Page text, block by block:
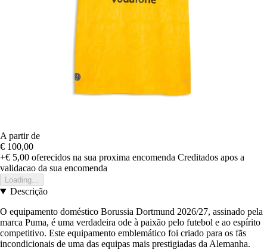
A partir de
€ 100,00
+€ 5,00 oferecidos na sua proxima encomenda Creditados apos a
validacao da sua encomenda
Loading...
Descrição
O equipamento doméstico Borussia Dortmund 2026/27, assinado pela
marca Puma, é uma verdadeira ode à paixão pelo futebol e ao espírito
competitivo. Este equipamento emblemático foi criado para os fãs
incondicionais de uma das equipas mais prestigiadas da Alemanha.